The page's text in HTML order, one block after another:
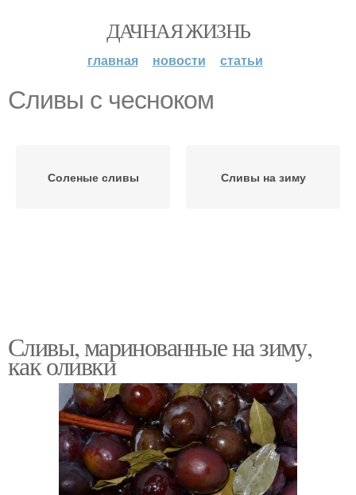
ДАЧНАЯ ЖИЗНЬ
главная новости статьи
Сливы с чесноком
Соленые сливы Сливы на зиму
Сливы, маринованные на зиму,
как оливки